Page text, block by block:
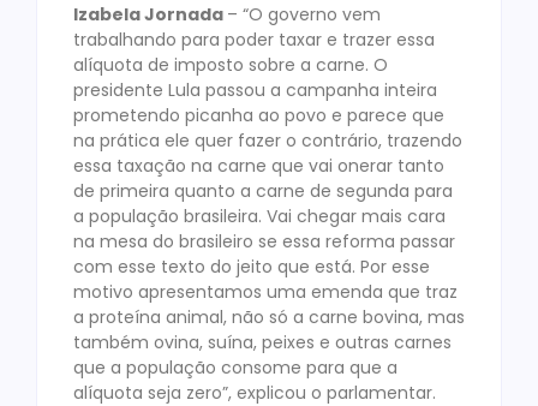
Izabela Jornada – “O governo vem
trabalhando para poder taxar e trazer essa
alíquota de imposto sobre a carne. O
presidente Lula passou a campanha inteira
prometendo picanha ao povo e parece que
na prática ele quer fazer o contrário, trazendo
essa taxação na carne que vai onerar tanto
de primeira quanto a carne de segunda para
a população brasileira. Vai chegar mais cara
na mesa do brasileiro se essa reforma passar
com esse texto do jeito que está. Por esse
motivo apresentamos uma emenda que traz
a proteína animal, não só a carne bovina, mas
também ovina, suína, peixes e outras carnes
que a população consome para que a
alíquota seja zero”, explicou o parlamentar.